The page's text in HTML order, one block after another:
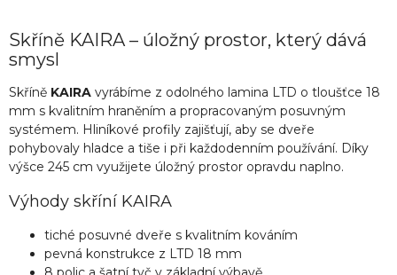
Skříně KAIRA – úložný prostor, který dává
smysl
Skříně KAIRA vyrábíme z odolného lamina LTD o tloušťce 18
mm s kvalitním hraněním a propracovaným posuvným
systémem. Hliníkové profily zajišťují, aby se dveře
pohybovaly hladce a tiše i při každodenním používání. Díky
výšce 245 cm využijete úložný prostor opravdu naplno.
Výhody skříní KAIRA
tiché posuvné dveře s kvalitním kováním
pevná konstrukce z LTD 18 mm